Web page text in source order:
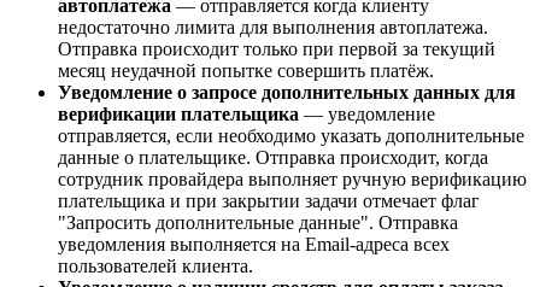
автоплатежа — отправляется когда клиенту
недостаточно лимита для выполнения автоплатежа.
Отправка происходит только при первой за текущий
месяц неудачной попытке совершить платёж.
Уведомление о запросе дополнительных данных для
верификации плательщика — уведомление
отправляется, если необходимо указать дополнительные
данные о плательщике. Отправка происходит, когда
сотрудник провайдера выполняет ручную верификацию
плательщика и при закрытии задачи отмечает флаг
"Запросить дополнительные данные". Отправка
уведомления выполняется на Email-адреса всех
пользователей клиента.